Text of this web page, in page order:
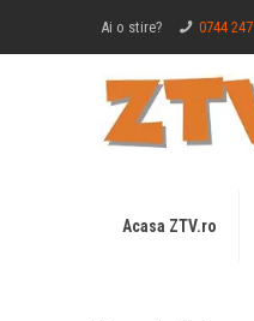
Ai o stire? 0744
Acasa ZTV.ro